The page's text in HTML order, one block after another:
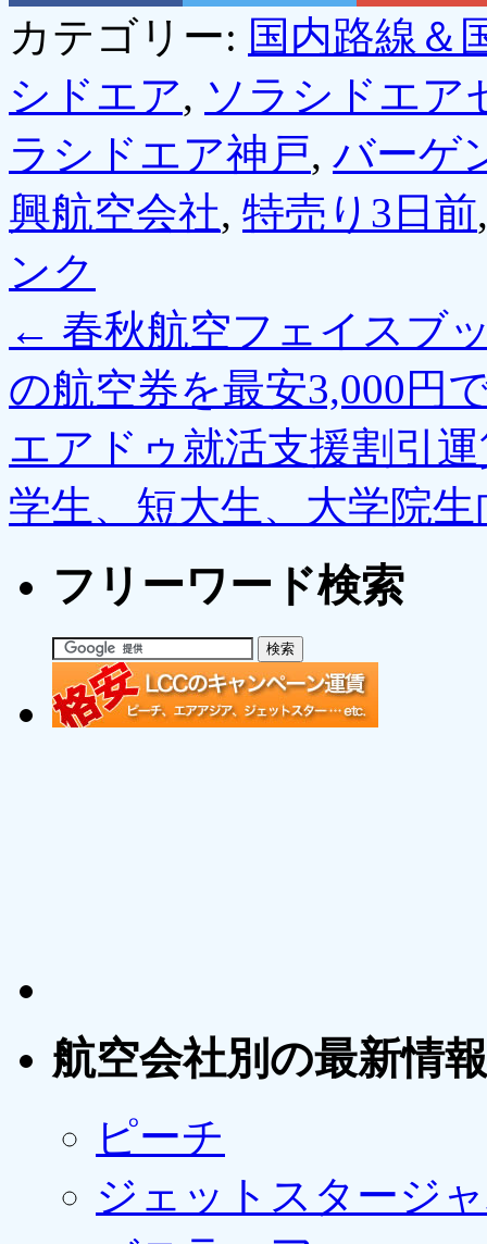
カテゴリー: 国内路線＆
シドエア, ソラシドエア
ラシドエア神戸, バーゲ
興航空会社, 特売り3日前
ンク
← 春秋航空フェイスブ
の航空券を最安3,000円
エアドゥ就活支援割引
学生、短大生、大学院
フリーワード検索
航空会社別の最新情報
ピーチ
ジェットスタージ